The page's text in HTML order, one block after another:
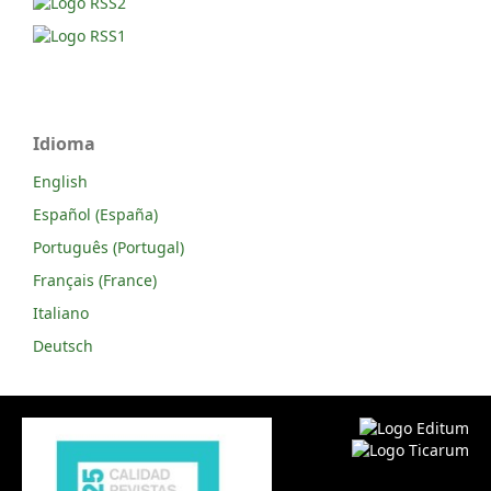
Idioma
English
Español (España)
Português (Portugal)
Français (France)
Italiano
Deutsch